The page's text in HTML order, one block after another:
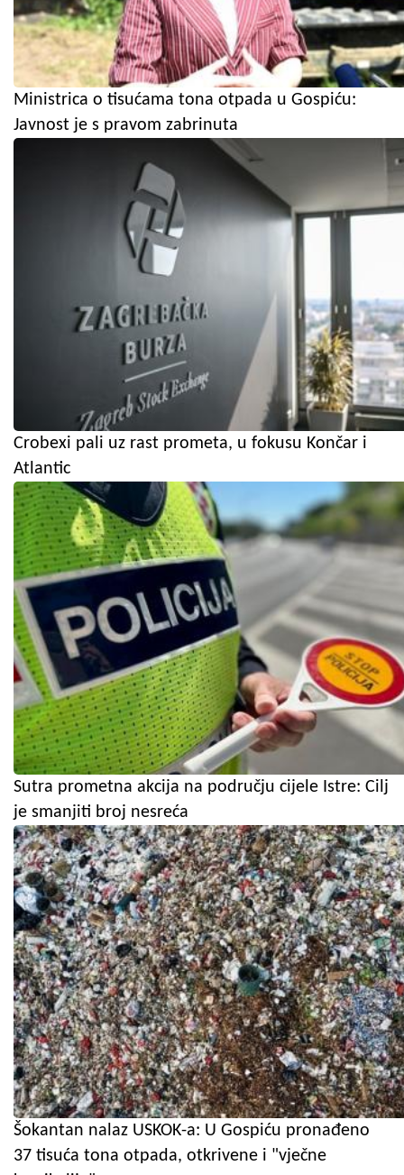
Ministrica o tisućama tona otpada u Gospiću:
Javnost je s pravom zabrinuta
Crobexi pali uz rast prometa, u fokusu Končar i
Atlantic
Sutra prometna akcija na području cijele Istre: Cilj
je smanjiti broj nesreća
Šokantan nalaz USKOK-a: U Gospiću pronađeno
37 tisuća tona otpada, otkrivene i "vječne